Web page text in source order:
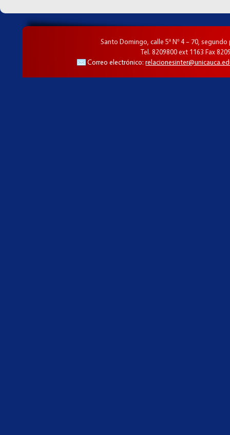
Santo Domingo, calle 5ª Nº 4 – 70,
Tel. 8209800 ext 1163 Fax
Correo electrónico: